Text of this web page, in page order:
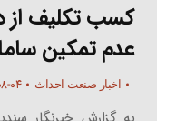
کسب تکلیف از
عدم تمکین
اخبار صنعت احداث